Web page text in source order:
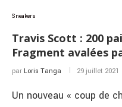
Sneakers
Travis Scott : 200
Fragment avalées
par Loris Tanga 29 juillet 2021
Un nouveau « coup de